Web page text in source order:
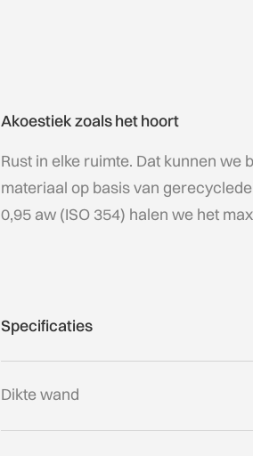
Akoestiek zoals het hoort
Rust in elke ruimte. Dat kunnen
materiaal op basis van
0,95 aw (ISO 354) halen we het
Specificaties
Dikte wand